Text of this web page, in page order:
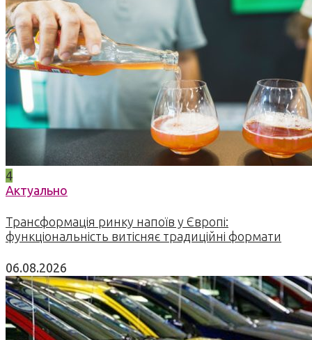
4
Актуально
Трансформація ринку напоїв у Європі:
функціональність витісняє традиційні формати
06.08.2026